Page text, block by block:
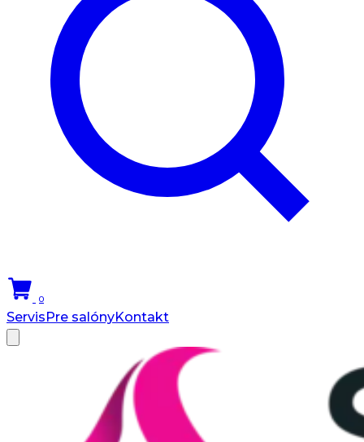
0
ServisPre salónyKontakt